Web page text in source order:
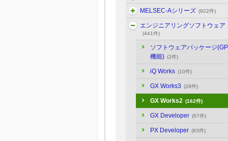
MELSEC-Aシリーズ (922件)
エンジニアリングソフトウェア
(441件)
ソフトウェアパッケージ
機能) (2件)
iQ Works (10件)
GX Works3 (28件)
GX Works2 (162件)
GX Developer (67件)
PX Developer (83件)